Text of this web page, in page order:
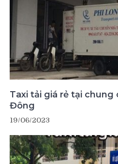
Taxi tải giá rẻ tại chung
Đông
19/06/2023